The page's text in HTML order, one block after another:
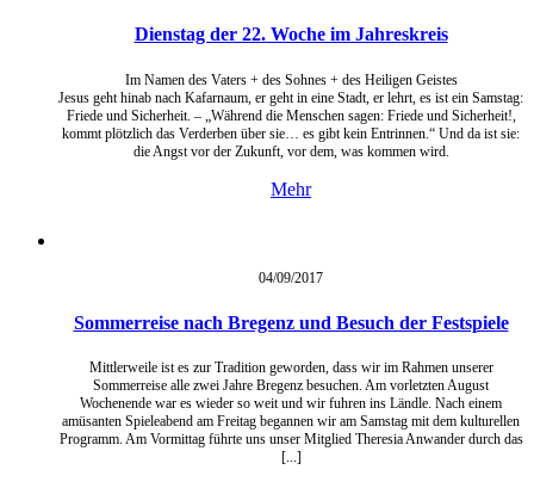
Dienstag der 22. Woche im Jahreskreis
Im Namen des Vaters + des Sohnes + des Heiligen Geistes
Jesus geht hinab nach Kafarnaum, er geht in eine Stadt, er lehrt, es ist ein Samstag:
Friede und Sicherheit. – „Während die Menschen sagen: Friede und Sicherheit!,
kommt plötzlich das Verderben über sie… es gibt kein Entrinnen.“ Und da ist sie:
die Angst vor der Zukunft, vor dem, was kommen wird.
Mehr
04/09/2017
Sommerreise nach Bregenz und Besuch der Festspiele
Mittlerweile ist es zur Tradition geworden, dass wir im Rahmen unserer
Sommerreise alle zwei Jahre Bregenz besuchen. Am vorletzten August
Wochenende war es wieder so weit und wir fuhren ins Ländle. Nach einem
amüsanten Spieleabend am Freitag begannen wir am Samstag mit dem kulturellen
Programm. Am Vormittag führte uns unser Mitglied Theresia Anwander durch das
[...]